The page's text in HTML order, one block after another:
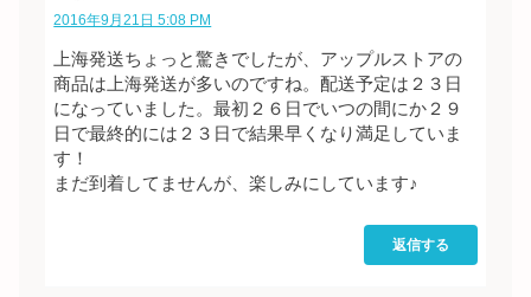
2016年9月21日 5:08 PM
上海発送ちょっと驚きでしたが、アップルストアの
商品は上海発送が多いのですね。配送予定は２３日
になっていました。最初２６日でいつの間にか２９
日で最終的には２３日で結果早くなり満足していま
す！
まだ到着してませんが、楽しみにしています♪
返信する